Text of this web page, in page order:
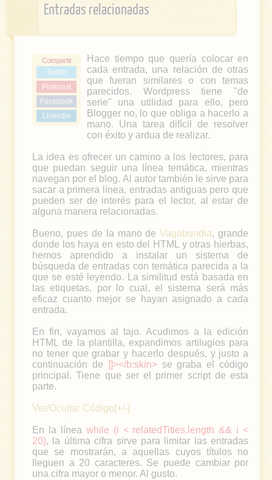
Entradas relacionadas
Compartir
Twitter
Pinterest
Facebook
Linkedin
Hace tiempo que quería colocar en
cada entrada, una relación de otras
que fueran similares o con temas
parecidos. Wordpress tiene "de
serie" una utilidad para ello, pero
Blogger no, lo que obliga a hacerlo a
mano. Una tarea difícil de resolver
con éxito y ardua de realizar.
La idea es ofrecer un camino a los lectores, para
que puedan seguir una línea temática, mientras
navegan por el blog. Al autor también le sirve para
sacar a primera línea, entradas antiguas pero que
pueden ser de interés para el lector, al estar de
alguna manera relacionadas.
Bueno, pues de la mano deVagabundia, grande
donde los haya en esto del HTML y otras hierbas,
hemos aprendido a instalar un sistema de
búsqueda de entradas con temática parecida a la
que se esté leyendo. La similitud está basada en
las etiquetas, por lo cual, el sistema será más
eficaz cuanto mejor se hayan asignado a cada
entrada.
En fin, vayamos al tajo. Acudimos a la edición
HTML de la plantilla, expandimos artilugios para
no tener que grabar y hacerlo después, y justo a
continuación de ]]></b:skin>se graba el código
principal. Tiene que ser el primer script de esta
parte.
Ver/Ocultar Código[+/-]
En la línea while (i < relatedTitles.length && i <
20), la última cifra sirve para limitar las entradas
que se mostrarán, a aquellas cuyos títulos no
lleguen a 20 caracteres. Se puede cambiar por
una cifra mayor o menor. Al gusto.